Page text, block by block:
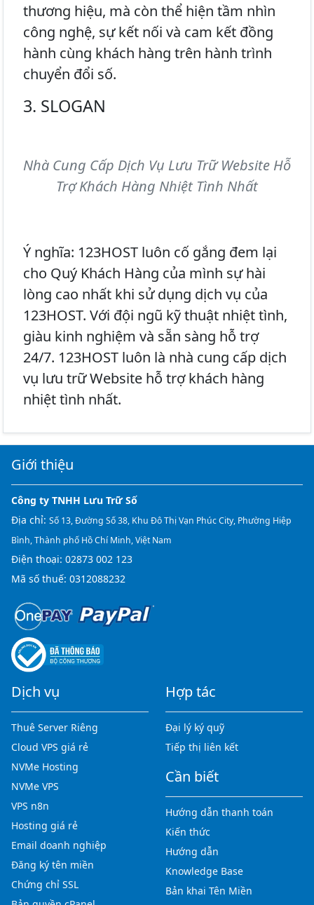
thương hiệu, mà còn thể hiện tầm nhìn
công nghệ, sự kết nối và cam kết đồng
hành cùng khách hàng trên hành trình
chuyển đổi số.
3. SLOGAN
Nhà Cung Cấp Dịch Vụ Lưu Trữ Website Hỗ
Trợ Khách Hàng Nhiệt Tình Nhất
Ý nghĩa: 123HOST luôn cố gắng đem lại
cho Quý Khách Hàng của mình sự hài
lòng cao nhất khi sử dụng dịch vụ của
123HOST. Với đội ngũ kỹ thuật nhiệt tình,
giàu kinh nghiệm và sẵn sàng hỗ trợ
24/7. 123HOST luôn là nhà cung cấp dịch
vụ lưu trữ Website hỗ trợ khách hàng
nhiệt tình nhất.
Giới thiệu
Công ty TNHH Lưu Trữ Số
Địa chỉ: Số 13, Đường Số 38, Khu Đô Thị Vạn Phúc City, Phường Hiệp
Bình, Thành phố Hồ Chí Minh, Việt Nam
Điện thoại: 02873 002 123
Mã số thuế: 0312088232
Dịch vụ
Thuê Server Riêng
Cloud VPS giá rẻ
NVMe Hosting
NVMe VPS
VPS n8n
Hosting giá rẻ
Email doanh nghiệp
Đăng ký tên miền
Chứng chỉ SSL
Hợp tác
Đại lý ký quỹ
Tiếp thị liên kết
Cần biết
Hướng dẫn thanh toán
Kiến thức
Hướng dẫn
Knowledge Base
Bản khai Tên Miền